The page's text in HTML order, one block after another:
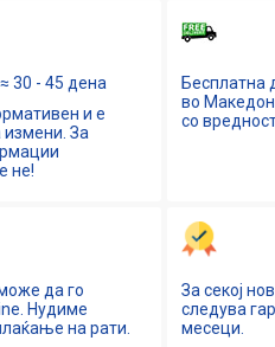
30 - 45 дена
и е
За
не!
Бесплатна
во
со
да го
Нудиме
на рати.
За секој
следува
месеци.